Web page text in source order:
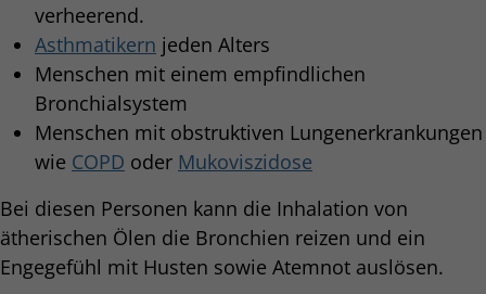
verheerend.
Asthmatikern jeden Alters
Menschen mit einem empfindlichen
Bronchialsystem
Menschen mit obstruktiven Lungenerkrankungen
wie COPD oder Mukoviszidose
Bei diesen Personen kann die Inhalation von
ätherischen Ölen die Bronchien reizen und ein
Engegefühl mit Husten sowie Atemnot auslösen.